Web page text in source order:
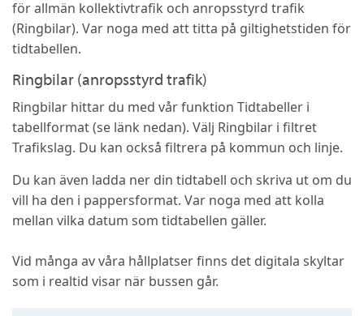
för allmän kollektivtrafik och anropsstyrd trafik
(Ringbilar). Var noga med att titta på giltighetstiden för
tidtabellen.
Ringbilar (anropsstyrd trafik)
Ringbilar hittar du med vår funktion Tidtabeller i
tabellformat (se länk nedan). Välj Ringbilar i filtret
Trafikslag. Du kan också filtrera på kommun och linje.
Du kan även ladda ner din tidtabell och skriva ut om du
vill ha den i pappersformat. Var noga med att kolla
mellan vilka datum som tidtabellen gäller.
Vid många av våra hållplatser finns det digitala skyltar
som i realtid visar när bussen går.